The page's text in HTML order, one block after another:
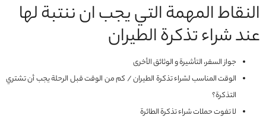
النقاط المهمة التي يجب ان ننتبة لها
عند شراء تذكرة الطيران
جواز السفر، التأشيرة و الوثائق الأخرى
الوقت المناسب لشراء تذكرة الطيران / كم من الوقت قبل الرحلة يجب أن تشتري
التذكرة؟
لا تفوت حملات شراء تذكرة الطائرة